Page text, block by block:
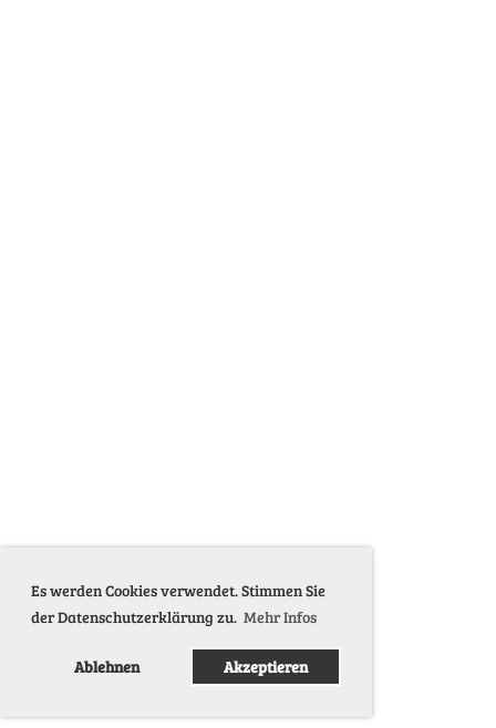
Es werden Cookies verwendet. Stimmen Sie
der Datenschutzerklärung zu. Mehr Infos
Ablehnen Akzeptieren